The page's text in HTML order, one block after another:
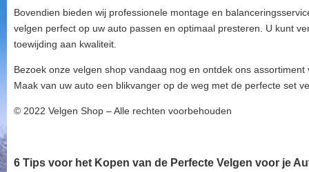
Bovendien bieden wij professionele montage en
velgen perfect op uw auto passen en optimaal presteren. U kunt
toewijding aan kwaliteit.
Bezoek onze velgen shop vandaag nog en ontdek ons
Maak van uw auto een blikvanger op de weg met de perfecte set
© 2022 Velgen Shop – Alle rechten voorbehouden
6 Tips voor het Kopen van de Perfecte Velgen voor je